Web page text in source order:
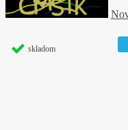
skladom